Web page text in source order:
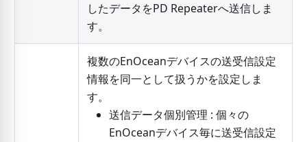
したデータをPD Repeaterへ送信しま
す。
複数のEnOceanデバイスの送受信設定
情報を同一として扱うかを設定しま
す。
送信データ個別管理 : 個々の
EnOceanデバイス毎に送受信設定